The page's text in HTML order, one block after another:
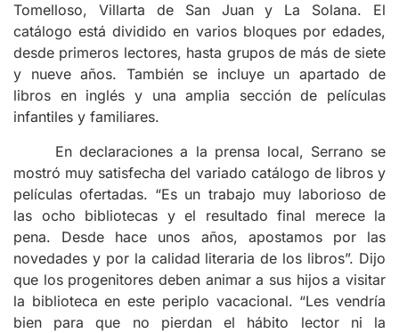
Tomelloso, Villarta de San Juan y La Solana. El
catálogo está dividido en varios bloques por edades,
desde primeros lectores, hasta grupos de más de siete
y nueve años. También se incluye un apartado de
libros en inglés y una amplia sección de películas
infantiles y familiares.
En declaraciones a la prensa local, Serrano se
mostró muy satisfecha del variado catálogo de libros y
películas ofertadas. “Es un trabajo muy laborioso de
las ocho bibliotecas y el resultado final merece la
pena. Desde hace unos años, apostamos por las
novedades y por la calidad literaria de los libros”. Dijo
que los progenitores deben animar a sus hijos a visitar
la biblioteca en este periplo vacacional. “Les vendría
bien para que no pierdan el hábito lector ni la